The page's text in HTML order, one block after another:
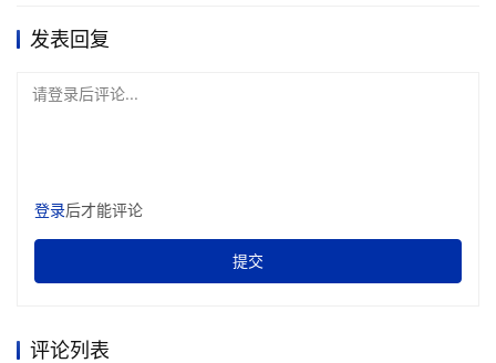
本文来源于DOIT传媒，文章内容仅供参考，不构成投资建议。
发表回复
请登录后评论...
登录后才能评论
提交
评论列表